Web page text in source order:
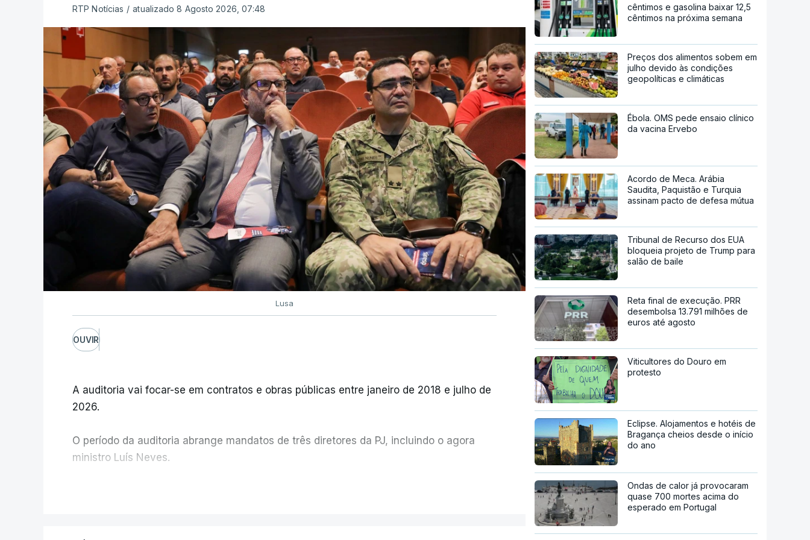
O texto final desta iniciativa legislativa, que teve como base duas propostas de lei do
Governo PSD/CDS-PP, foi aprovado em plenário em votação final global em 17 de julho,
e teve votos contra de PS, Livre, PCP, BE, PAN e JPP.
Esta sexta-feira,o Presidente da República enviou o diploma para análise do tribunal
constitucional
, para averiguar a constitucionalidade das medidas ali contidas.
ARTIGOS RELACIONADOS
Presidente envia para o Tribunal Constitucional decreto sobre
concessão de asilo e retorno de estrangeiros
atualizado 7 Agosto 2026, 18:47
Direita ao lado do Governo na mudança da lei de retorno de
estrangeiros, esquerda contra
15 Maio 2026, 14:09
RTP Notícias / atualizado 8 Agosto 2026, 07:48
Lusa
OUVIR
A auditoria vai focar-se em contratos e obras públicas entre janeiro de 2018 e julho de
2026.
O período da auditoria abrange mandatos de três diretores da PJ, incluindo o agora
ministro Luís Neves.
cêntimos e gasolina baixar 12,5
cêntimos na próxima semana
Preços dos alimentos sobem em
julho devido às condições
geopolíticas e climáticas
Ébola. OMS pede ensaio clínico
da vacina Ervebo
Acordo de Meca. Arábia
Saudita, Paquistão e Turquia
assinam pacto de defesa mútua
Tribunal de Recurso dos EUA
bloqueia projeto de Trump para
salão de baile
Reta final de execução. PRR
desembolsa 13.791 milhões de
euros até agosto
Viticultores do Douro em
protesto
Eclipse. Alojamentos e hotéis de
Bragança cheios desde o início
do ano
Ondas de calor já provocaram
quase 700 mortes acima do
esperado em Portugal